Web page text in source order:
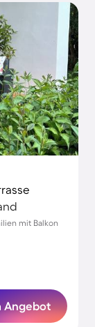
mit Balkon
Angebot